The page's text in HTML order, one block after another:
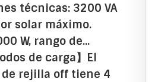
técnicas: 3200 VA
solar máximo.
W, rango de...
de carga】El
rejilla off tiene 4